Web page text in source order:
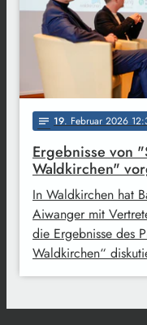
notes 19. Februar 2026
Ergebnisse von
Waldkirchen"
In Waldkirchen hat
Aiwanger mit
die Ergebnisse des
Waldkirchen“